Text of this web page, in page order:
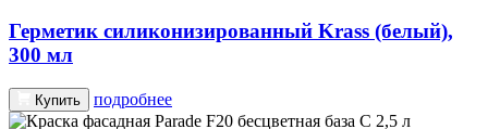
Герметик силиконизированный Krass (белый),
300 мл
Купить подробнее